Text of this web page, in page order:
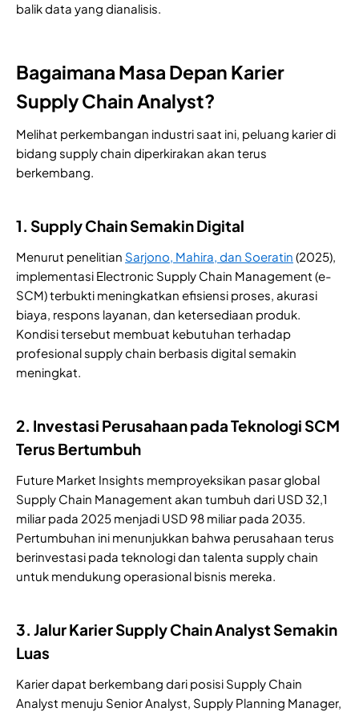
balik data yang dianalisis.
Bagaimana Masa Depan Karier
Supply Chain Analyst?
Melihat perkembangan industri saat ini, peluang karier di
bidang supply chain diperkirakan akan terus
berkembang.
1. Supply Chain Semakin Digital
Menurut penelitian Sarjono, Mahira, dan Soeratin (2025),
implementasi Electronic Supply Chain Management (e-
SCM) terbukti meningkatkan efisiensi proses, akurasi
biaya, respons layanan, dan ketersediaan produk.
Kondisi tersebut membuat kebutuhan terhadap
profesional supply chain berbasis digital semakin
meningkat.
2. Investasi Perusahaan pada Teknologi SCM
Terus Bertumbuh
Future Market Insights memproyeksikan pasar global
Supply Chain Management akan tumbuh dari USD 32,1
miliar pada 2025 menjadi USD 98 miliar pada 2035.
Pertumbuhan ini menunjukkan bahwa perusahaan terus
berinvestasi pada teknologi dan talenta supply chain
untuk mendukung operasional bisnis mereka.
3. Jalur Karier Supply Chain Analyst Semakin
Luas
Karier dapat berkembang dari posisi Supply Chain
Analyst menuju Senior Analyst, Supply Planning Manager,